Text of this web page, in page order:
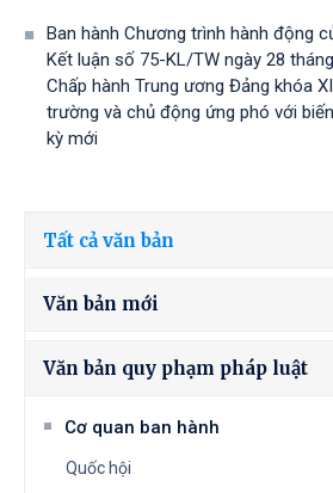
Ban hành Chương trình hành động
Kết luận số 75-KL/TW ngày 28
Chấp hành Trung ương Đảng khóa
trường và chủ động ứng phó với
kỳ mới
Tất cả văn bản
Văn bản mới
Văn bản quy phạm pháp luật
Cơ quan ban hành
Quốc hội